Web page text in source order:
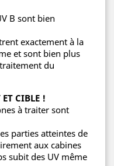
B sont bien
exactement à la
et sont bien plus
du
CIBLE !
à traiter sont
parties atteintes de
aux cabines
subit des UV même